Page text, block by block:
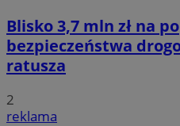
Blisko 3,7 mln zł na
bezpieczeństwa
ratusza
2
reklama